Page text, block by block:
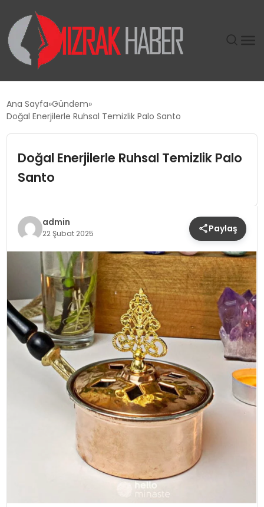
DÜNYA
SPOR
TEKNOLOJI
YAŞAM
Ana Sayfa Gündem
Doğal Enerjilerle Ruhsal Temizlik Palo Santo
Doğal Enerjilerle Ruhsal Temizlik Palo
Santo
admin
22 Şubat 2025 Paylaş